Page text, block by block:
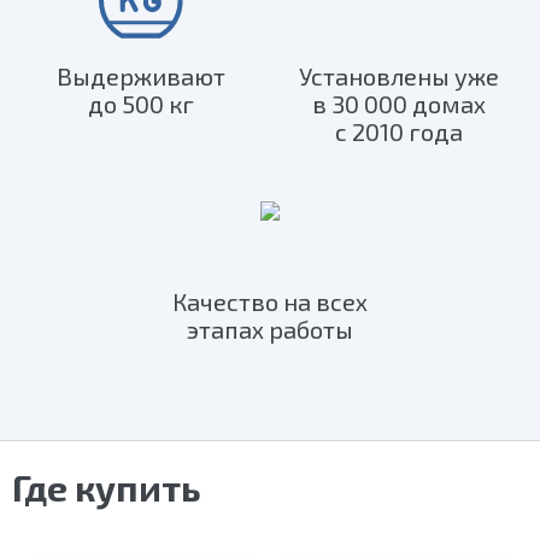
Выдерживают
до 500 кг
Установлены уже
в 30 000 домах
с 2010 года
Качество на всех
этапах работы
Где купить